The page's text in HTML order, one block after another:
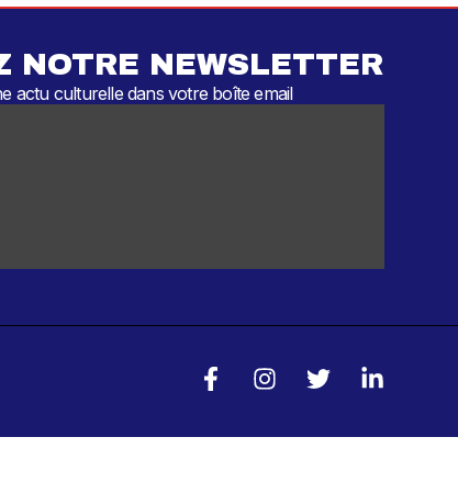
NOTRE NEWSLETTER
actu culturelle dans votre boîte email